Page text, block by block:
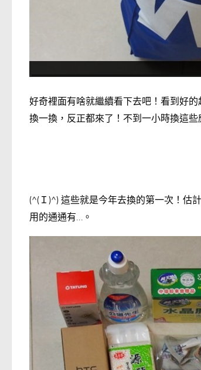
好奇裡面有啥就繼續看下去吧！看到好
換一換，反正都來了！不到一小時換這
(^(Ｉ)^) 這些就是今年去換的第一次！估
用的通通有…。